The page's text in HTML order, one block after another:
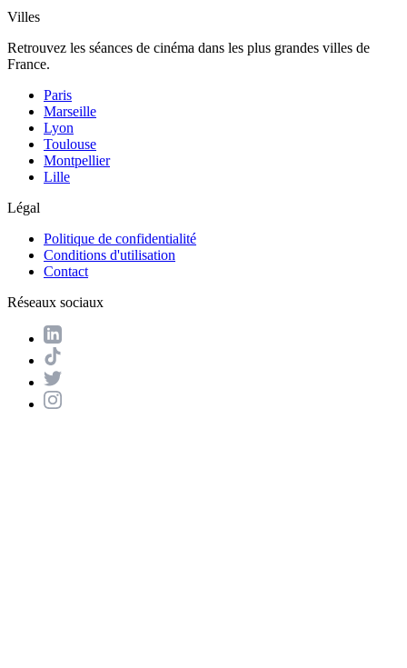
Villes
Retrouvez les séances de cinéma dans les plus grandes villes de
France.
Paris
Marseille
Lyon
Toulouse
Montpellier
Lille
Légal
Politique de confidentialité
Conditions d'utilisation
Contact
Réseaux sociaux